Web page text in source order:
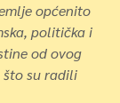
općenito
politička i
od ovog
što su radili